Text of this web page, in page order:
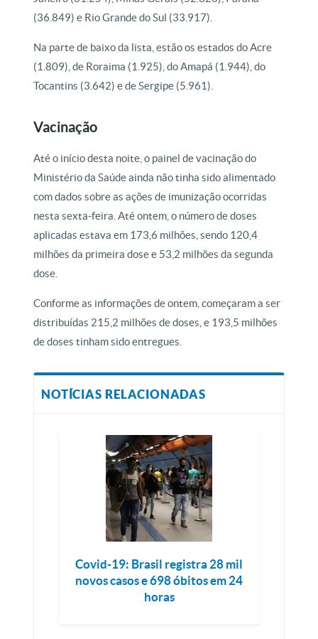
(36.849) e Rio Grande do Sul (33.917).
Na parte de baixo da lista, estão os estados do Acre
(1.809), de Roraima (1.925), do Amapá (1.944), do
Tocantins (3.642) e de Sergipe (5.961).
Vacinação
Até o início desta noite, o painel de vacinação do
Ministério da Saúde ainda não tinha sido alimentado
com dados sobre as ações de imunização ocorridas
nesta sexta-feira. Até ontem, o número de doses
aplicadas estava em 173,6 milhões, sendo 120,4
milhões da primeira dose e 53,2 milhões da segunda
dose.
Conforme as informações de ontem, começaram a ser
distribuídas 215,2 milhões de doses, e 193,5 milhões
de doses tinham sido entregues.
NOTÍCIAS RELACIONADAS
Covid-19: Brasil registra 28 mil
novos casos e 698 óbitos em 24
horas